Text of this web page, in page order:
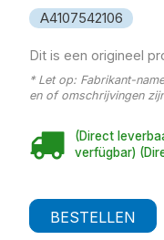
A4107542106
Dit is een origineel
* Let op: Fabrikant-
en of omschrijvingen
(Direct
verfügbar)
BESTELLEN